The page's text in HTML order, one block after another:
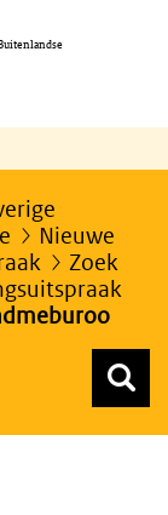
Nieuwe
Zoek